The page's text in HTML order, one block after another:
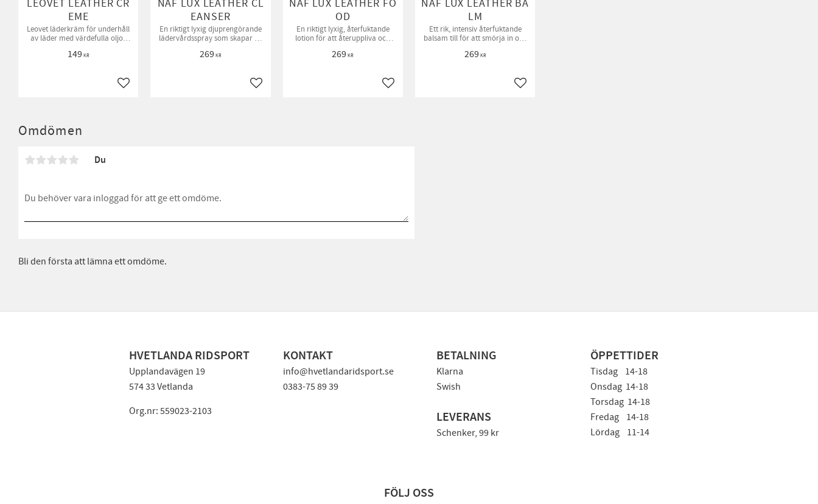
Omdömen
Du
Bli den första att lämna ett omdöme.
LEOVET LEATHER CR
EME
Leovet läderkräm för underhåll
av läder med värdefulla oljor
och lanolin
149KR
Lägg till i favoriter
NAF LUX LEATHER CL
EANSER
En riktigt lyxig djuprengörande
lädervårdsspray som skapar en
269KR
Lägg till i favoriter
NAF LUX LEATHER FO
OD
En riktigt lyxig, återfuktande
lotion för att återuppliva och
eller nytt stelare läder.
269KR
Lägg till i favoriter
NAF LUX LEATHER BA
LM
Ett rik, intensiv återfuktande
balsam till för att smörja in och
269KR
Lägg till i favoriter
HVETLANDA RIDSPORT
Upplandavägen 19
574 33 Vetlanda
Org.nr: 559023-2103
KONTAKT
info@hvetlandaridsport.se
0383-75 89 39
BETALNING
Klarna
Swish
LEVERANS
Schenker, 99 kr
ÖPPETTIDER
Tisdag 14-18
Onsdag 14-18
Torsdag 14-18
Fredag 14-18
Lördag 11-14
FÖLJ OSS